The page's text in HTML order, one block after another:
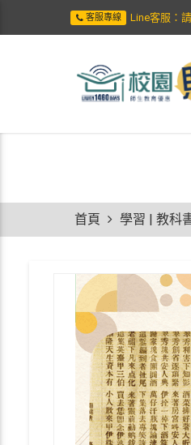
客服專線 Line客服：
首頁 學習 | 教科